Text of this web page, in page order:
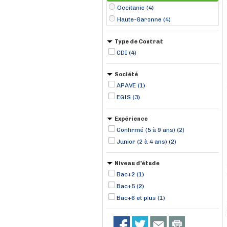
Occitanie (4)
Haute-Garonne (4)
Type de Contrat
CDI (4)
Société
APAVE (1)
EGIS (3)
Expérience
Confirmé (5 à 9 ans) (2)
Junior (2 à 4 ans) (2)
Niveau d'étude
Bac+2 (1)
Bac+5 (2)
Bac+6 et plus (1)